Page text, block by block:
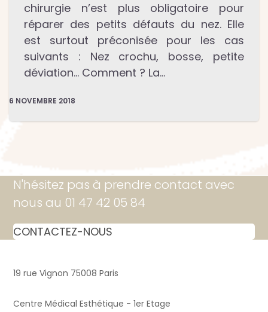
chirurgie n’est plus obligatoire pour
réparer des petits défauts du nez. Elle
est surtout préconisée pour les cas
suivants : Nez crochu, bosse, petite
déviation… Comment ? La…
6 NOVEMBRE 2018
N'hésitez pas à prendre contact avec
nous au 01 47 42 05 84
CONTACTEZ-NOUS
19 rue Vignon 75008 Paris
Centre Médical Esthétique - 1er Etage